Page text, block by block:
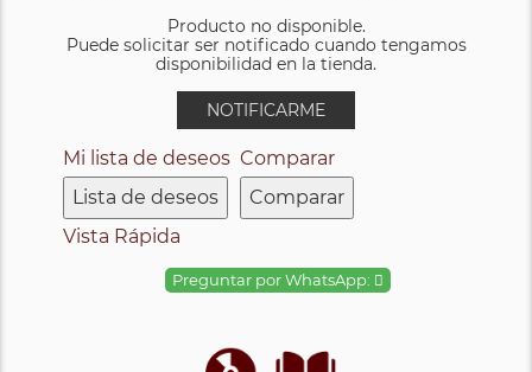
Producto no disponible.
Puede solicitar ser notificado cuando tengamos
disponibilidad en la tienda.
NOTIFICARME
Mi lista de deseos
Lista de deseos
Comparar
Comparar
Vista Rápida
Preguntar por WhatsApp: